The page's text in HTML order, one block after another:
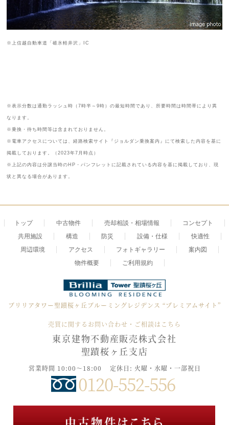
※上信越自動車道「碓氷軽井沢」IC
※表示分数は通勤ラッシュ時（7時半～9時）の最短時間であり、所要時間は時間帯により異
なります。
※乗換・待ち時間等は含まれておりません。
※電車アクセスについては、経路検索サイト『ジョルダン乗換案内』にて検索した内容を基に
掲載しております。（2023年7月時点）
※上記の内容は分譲当時のHP・パンフレットに記載されている内容を基に掲載しており、現
状と異なる場合があります。
トップ 中古物件 売却相談・相場情報
コンセプト
共用施設
構造 防災 設備・仕様
快適性
周辺環境
アクセス フォトギャラリー
案内図
物件概要
ご利用規約
ブリリアタワー聖蹟桜ヶ丘ブルーミングレジデンス “プレミアムサイト”
売買に関するお問い合わせ・ご相談はこちら
東京建物不動産販売株式会社
聖蹟桜ヶ丘支店
営業時間 10:00～18:00 定休日: 火曜・水曜・一部祝日
0120-552-556